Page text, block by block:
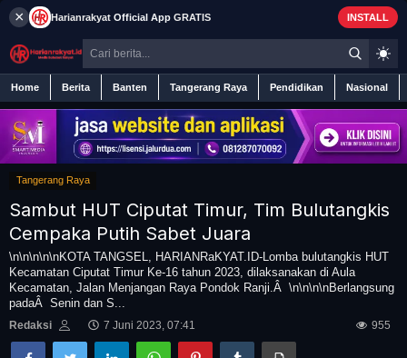
× Harianrakyat Official App GRATIS INSTALL
Home Berita Banten Tangerang Raya Pendidikan Nasional
Home
Berita
Iklan
Contact
Tangerang Raya
Sambut HUT Ciputat Timur, Tim Bulutangkis
Cempaka Putih Sabet Juara
\n\n\n\n\nKOTA TANGSEL, HARIANRaKYAT.ID-Lomba bulutangkis HUT
Kecamatan Ciputat Timur Ke-16 tahun 2023, dilaksanakan di Aula
Kecamatan, Jalan Menjangan Raya Pondok Ranji.Â \n\n\n\nBerlangsung
padaÂ Senin dan S...
Redaksi 7 Juni 2023, 07:41 955